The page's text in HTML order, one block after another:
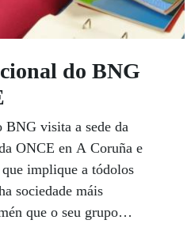
do BNG
visita a sede da
ONCE en A Coruña e
implique a tódolos
sociedade máis
que o seu grupo